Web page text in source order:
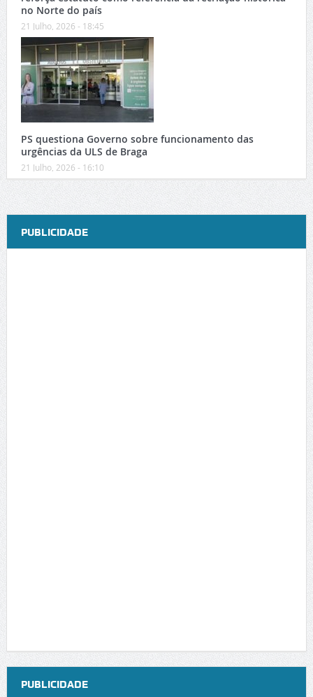
no Norte do país
21 Julho, 2026 - 18:45
PS questiona Governo sobre funcionamento das
urgências da ULS de Braga
21 Julho, 2026 - 16:10
PUBLICIDADE
PUBLICIDADE